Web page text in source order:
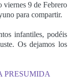
9 de Febrero
para compartir.
infantiles, podéis
Os dejamos los
PRESUMIDA